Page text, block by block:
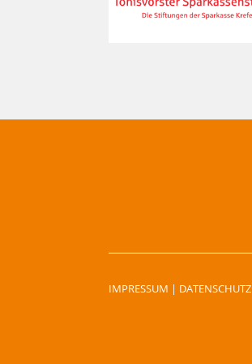
IMPRESSUM | DATENSCHUTZ